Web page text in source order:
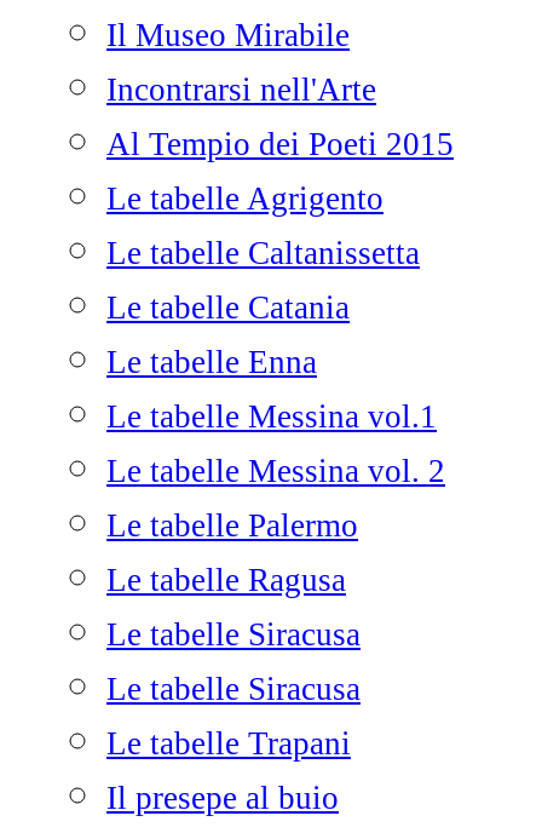
Il Museo Mirabile
Incontrarsi nell'Arte
Al Tempio dei Poeti 2015
Le tabelle Agrigento
Le tabelle Caltanissetta
Le tabelle Catania
Le tabelle Enna
Le tabelle Messina vol.1
Le tabelle Messina vol. 2
Le tabelle Palermo
Le tabelle Ragusa
Le tabelle Siracusa
Le tabelle Siracusa
Le tabelle Trapani
Il presepe al buio